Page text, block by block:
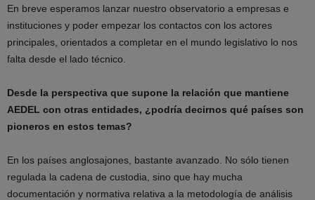
En breve esperamos lanzar nuestro observatorio a empresas e
instituciones y poder empezar los contactos con los actores
principales, orientados a completar en el mundo legislativo lo nos
falta desde el lado técnico.
Desde la perspectiva que supone la relación que mantiene
AEDEL con otras entidades, ¿podría decirnos qué países son
pioneros en estos temas?
En los países anglosajones, bastante avanzado. No sólo tienen
regulada la cadena de custodia, sino que hay mucha
documentación y normativa relativa a la metodología de análisis